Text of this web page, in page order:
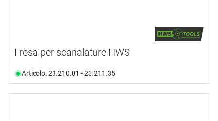
Fresa per scanalature HWS
Articolo: 23.210.01 - 23.211.35